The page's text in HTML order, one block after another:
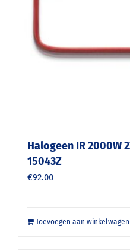
Halogeen IR 2000W
15043Z
€92.00
Toevoegen aan winkelwagen